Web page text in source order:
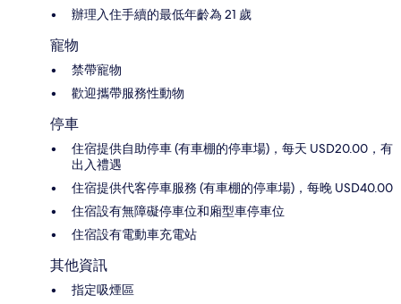
辦理入住手續的最低年齡為 21 歲
寵物
禁帶寵物
歡迎攜帶服務性動物
停車
住宿提供自助停車 (有車棚的停車場)，每天 USD20.00，有
出入禮遇
住宿提供代客停車服務 (有車棚的停車場)，每晚 USD40.00
住宿設有無障礙停車位和廂型車停車位
住宿設有電動車充電站
其他資訊
指定吸煙區